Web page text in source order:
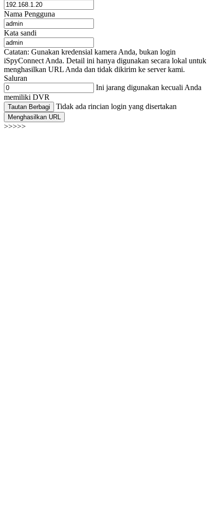
Nama Pengguna
Kata sandi
Catatan: Gunakan kredensial kamera Anda, bukan login
iSpyConnect Anda. Detail ini hanya digunakan secara lokal untuk
menghasilkan URL Anda dan tidak dikirim ke server kami.
Saluran
Ini jarang digunakan kecuali Anda
memiliki DVR
Tautan Berbagi Tidak ada rincian login yang disertakan
Menghasilkan URL
>>>>>